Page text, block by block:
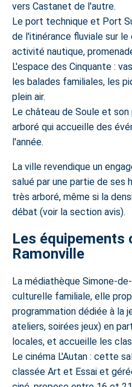
vers Castanet de l'autre.
Le port technique et Port
de l'itinérance fluviale sur
activité nautique,
L'espace des Cinquante :
les balades familiales, les
plein air.
Le château de Soule et
arboré qui accueille des
l'année.
La ville revendique un
salué par une partie de ses
très arboré, même si la
débat (voir la section avis).
Les équipements
Ramonville
La médiathèque Simone-
culturelle familiale, elle
programmation dédiée à la
ateliers, soirées jeux) en
locales, et accueille les
Le cinéma L'Autan : cette
classée Art et Essai et